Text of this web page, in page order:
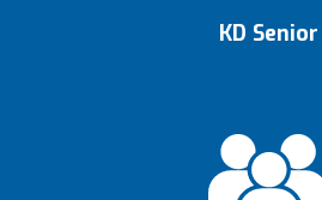
KD Senior